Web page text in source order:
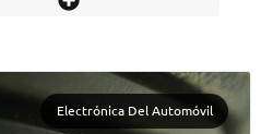
Electrónica Del Automóvil